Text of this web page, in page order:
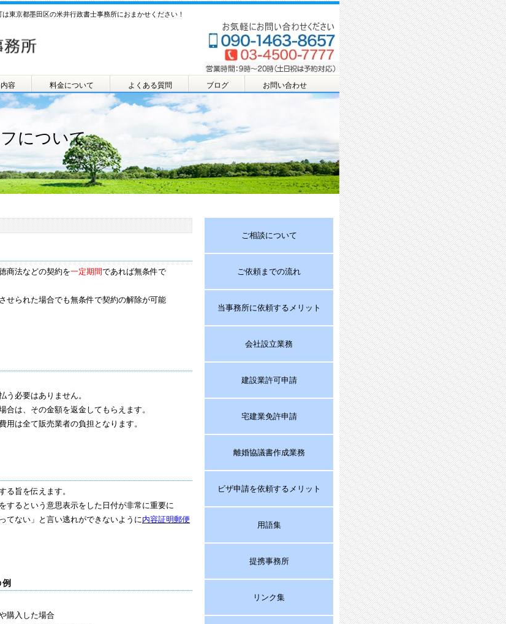
東京都墨田区の米井行政書士事務所におまかせください！
容 料金について よくある質問 ブログ お問い合わせ
について
商法などの契約を一定期間であれば無条件で
せられた場合でも無条件で契約の解除が可能
う必要はありません。
合は、その金額を返金してもらえます。
用は全て販売業者の負担となります。
る旨を伝えます。
するという意思表示をした日付が非常に重要に
てない」と言い逃れができないように内容証明郵便
購入した場合
ご相談について
ご依頼までの流れ
当事務所に依頼するメリット
会社設立業務
建設業許可申請
宅建業免許申請
離婚協議書作成業務
ビザ申請を依頼するメリット
用語集
提携事務所
リンク集